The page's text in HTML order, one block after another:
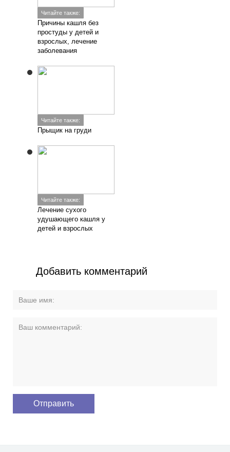
Читайте также:
Причины кашля без
простуды у детей и
взрослых, лечение
заболевания
Читайте также:
Прыщик на груди
Читайте также:
Лечение сухого
удушающего кашля у
детей и взрослых
Добавить комментарий